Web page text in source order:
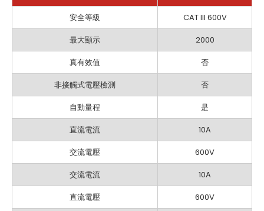
安全等級
CAT III 600V
最大顯示
2000
真有效值
否
非接觸式電壓檢測
否
自動量程
是
直流電流
10A
交流電壓
600V
交流電流
10A
直流電壓
600V